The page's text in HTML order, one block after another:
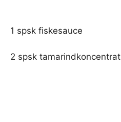
1 spsk fiskesauce
2 spsk tamarindkoncentrat